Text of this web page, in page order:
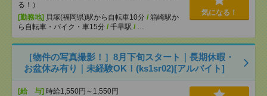
る！）
[勤務地] 貝塚(福岡県)駅から自転車10分 / 箱崎駅か
ら自転車・バイク・車15分 / 千早駅 / …
気になる！
［物件の写真撮影！］8月下旬スタート｜長期休暇・
お盆休み有り｜未経験OK！(ks1sr02)[アルバイト]
[給 与] 時給1,550円～1,550円